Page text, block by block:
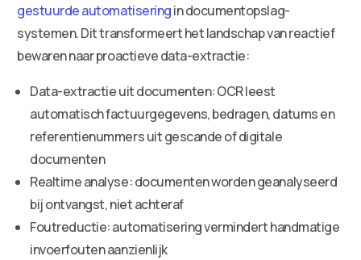
gestuurde automatiseringin documentopslag-
systemen. Dit transformeert het landschap van reactief
bewaren naar proactieve data-extractie:
Data-extractie uit documenten: OCR leest
automatisch factuurgegevens, bedragen, datums en
referentienummers uit gescande of digitale
documenten
Realtime analyse: documenten worden geanalyseerd
bij ontvangst, niet achteraf
Foutreductie: automatisering vermindert handmatige
invoerfouten aanzienlijk